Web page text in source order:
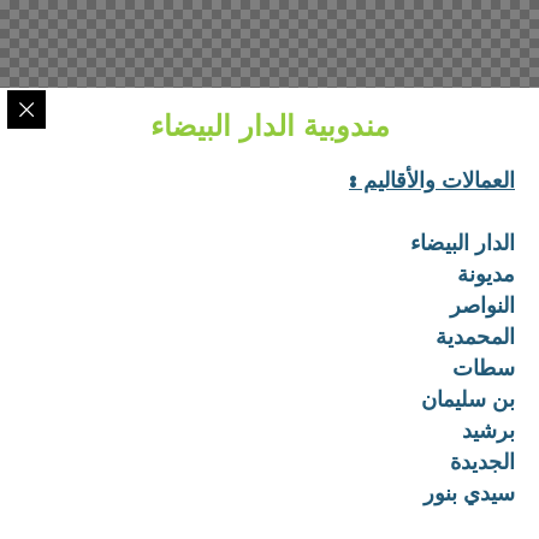
مندوبية الدار البيضاء
العمالات والأقاليم :
الدار البيضاء
مديونة
النواصر
المحمدية
سطات
بن سليمان
برشيد
الجديدة
سيدي بنور